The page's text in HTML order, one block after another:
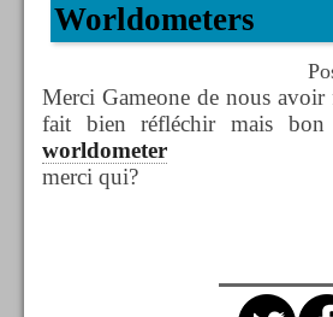
Worldometers
Merci Gameone de nous
fait bien réfléchir mais
worldometer
merci qui?